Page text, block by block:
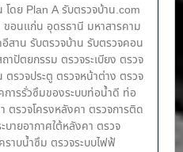
โดย Plan A รับตรวจบ้าน.com
ขอนแก่น อุดรธานี มหาสารคาม
สาน รับตรวจบ้าน รับตรวจคอน
าปัตยกรรม ตรวจระเบียง ตรวจ
รวจประตู ตรวจหน้าต่าง​ ตรวจ
การรั่วซึมของระบบท่อน้ำ​ดี ท่อ
ตรวจโครงหลังคา ตรวจการติด
บายอากาศใต้หลังคา ตรวจ
าบน้ำซึม ตรวจระบบไฟฟ้